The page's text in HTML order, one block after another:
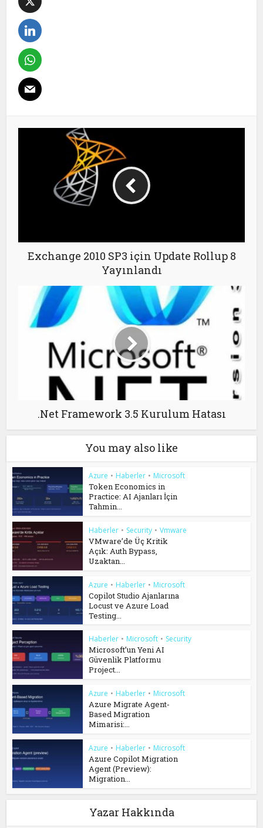
Exchange 2010 SP3 için Update Rollup 8
Yayınlandı
.Net Framework 3.5 Kurulum Hatası
You may also like
Azure • Haberler • Microsoft
Token Economics in
Practice: AI Ajanları İçin
Tahmin...
Haberler • Security • Vmware
VMware’de Üç Kritik
Açık: Auth Bypass,
Uzaktan...
Azure • Haberler • Microsoft
Copilot Studio Ajanlarına
Locust ve Azure Load
Testing...
Haberler • Microsoft • Security
Microsoft’un Yeni AI
Güvenlik Platformu
Project...
Azure • Haberler • Microsoft
Azure Migrate Agent-
Based Migration
Mimarisi:...
Azure • Haberler • Microsoft
Azure Copilot Migration
Agent (Preview):
Migration...
Yazar Hakkında